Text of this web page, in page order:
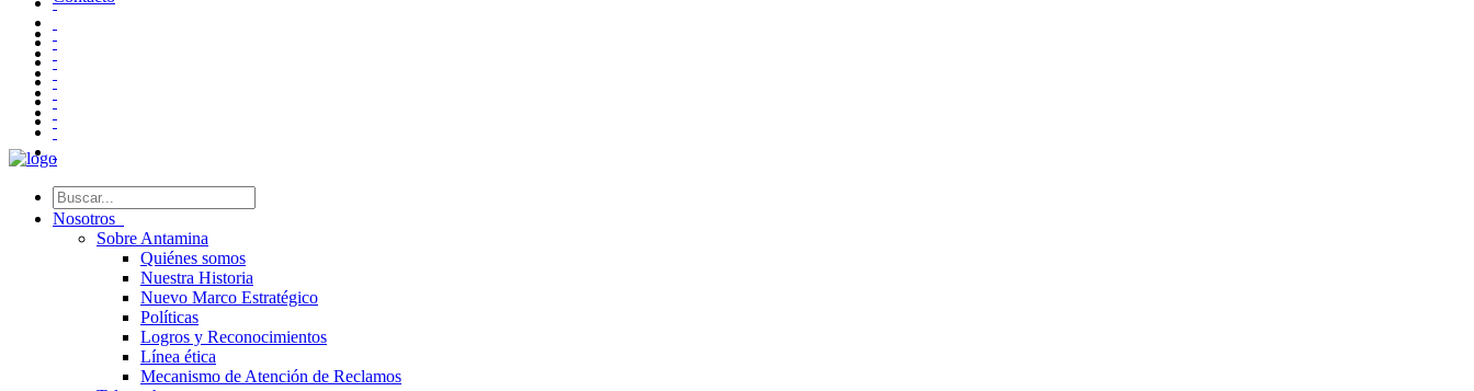
Nosotros
Sobre Antamina
Quiénes somos
Nuestra Historia
Nuevo Marco Estratégico
Políticas
Logros y Reconocimientos
Línea ética
Mecanismo de Atención de Reclamos